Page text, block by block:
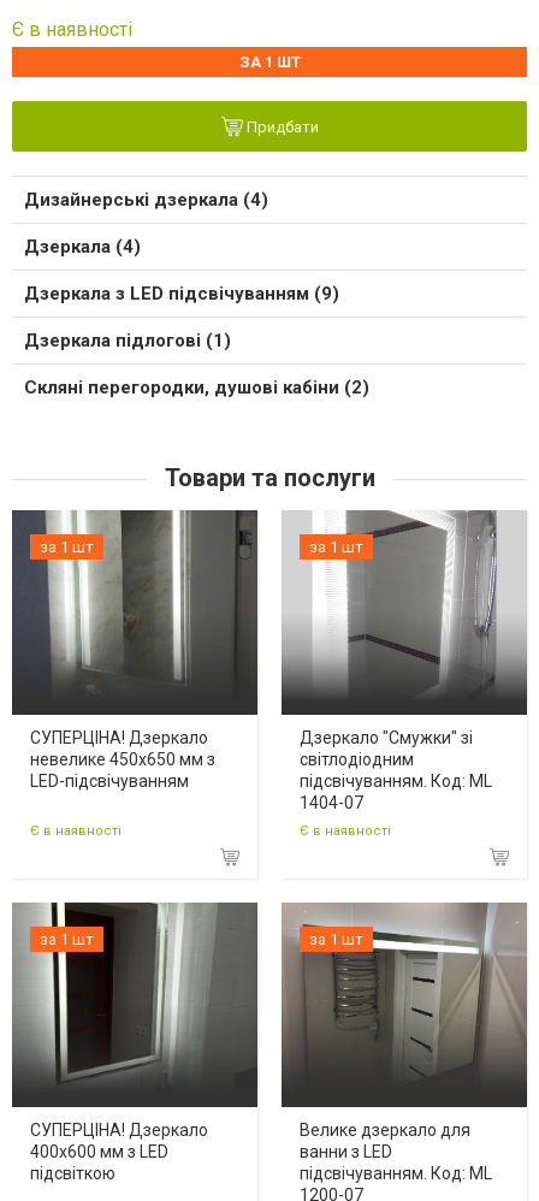
Є в наявності
ЗА 1 ШТ
Придбати
Дизайнерські дзеркала (4)
Дзеркала (4)
Дзеркала з LED підсвічуванням (9)
Дзеркала підлогові (1)
Скляні перегородки, душові кабіни (2)
Товари та послуги
за 1 шт
СУПЕРЦІНА! Дзеркало
невелике 450х650 мм з
LED-підсвічуванням
Є в наявності
за 1 шт
Дзеркало "Смужки" зі
світлодіодним
підсвічуванням. Код: ML
1404-07
Є в наявності
за 1 шт
СУПЕРЦІНА! Дзеркало
400х600 мм з LED
підсвіткою
за 1 шт
Велике дзеркало для
ванни з LED
підсвічуванням. Код: ML
1200-07